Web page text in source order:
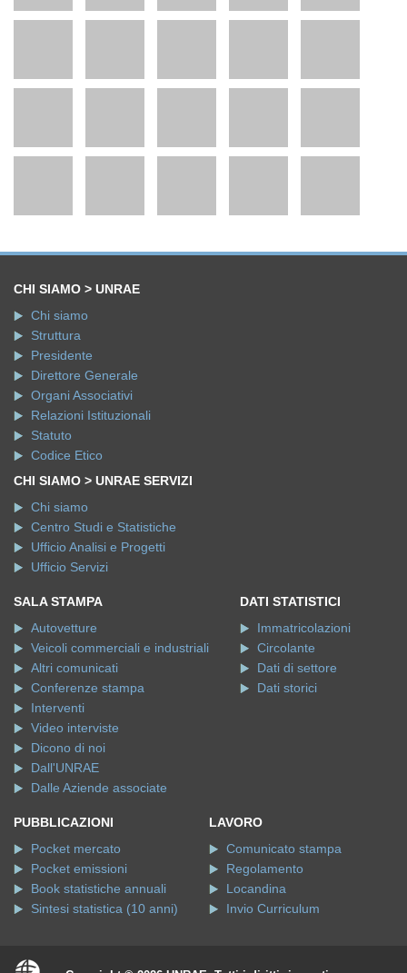
CHI SIAMO > UNRAE
Chi siamo
Struttura
Presidente
Direttore Generale
Organi Associativi
Relazioni Istituzionali
Statuto
Codice Etico
CHI SIAMO > UNRAE SERVIZI
Chi siamo
Centro Studi e Statistiche
Ufficio Analisi e Progetti
Ufficio Servizi
SALA STAMPA
Autovetture
Veicoli commerciali e industriali
Altri comunicati
Conferenze stampa
Interventi
Video interviste
Dicono di noi
Dall'UNRAE
Dalle Aziende associate
DATI STATISTICI
Immatricolazioni
Circolante
Dati di settore
Dati storici
PUBBLICAZIONI
Pocket mercato
Pocket emissioni
Book statistiche annuali
Sintesi statistica (10 anni)
LAVORO
Comunicato stampa
Regolamento
Locandina
Invio Curriculum